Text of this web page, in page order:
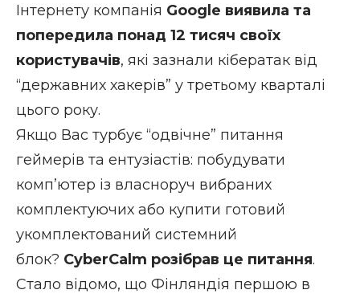
Інтернету компанія Google виявила та
попередила понад 12 тисяч своїх
користувачів, які зазнали кібератак від
“державних хакерів” у третьому кварталі
цього року.
Якщо Вас турбує “одвічне” питання
геймерів та ентузіастів: побудувати
комп’ютер із власноруч вибраних
комплектуючих або купити готовий
укомплектований системний
блок? CyberCalm розібрав це питання.
Стало відомо, що Фінляндія першою в